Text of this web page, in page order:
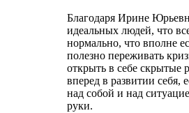
Благодаря Ирине
идеальных людей, что
нормально, что вполне
полезно переживать
открыть в себе скрытые
вперед в развитии себя,
над собой и над
руки.